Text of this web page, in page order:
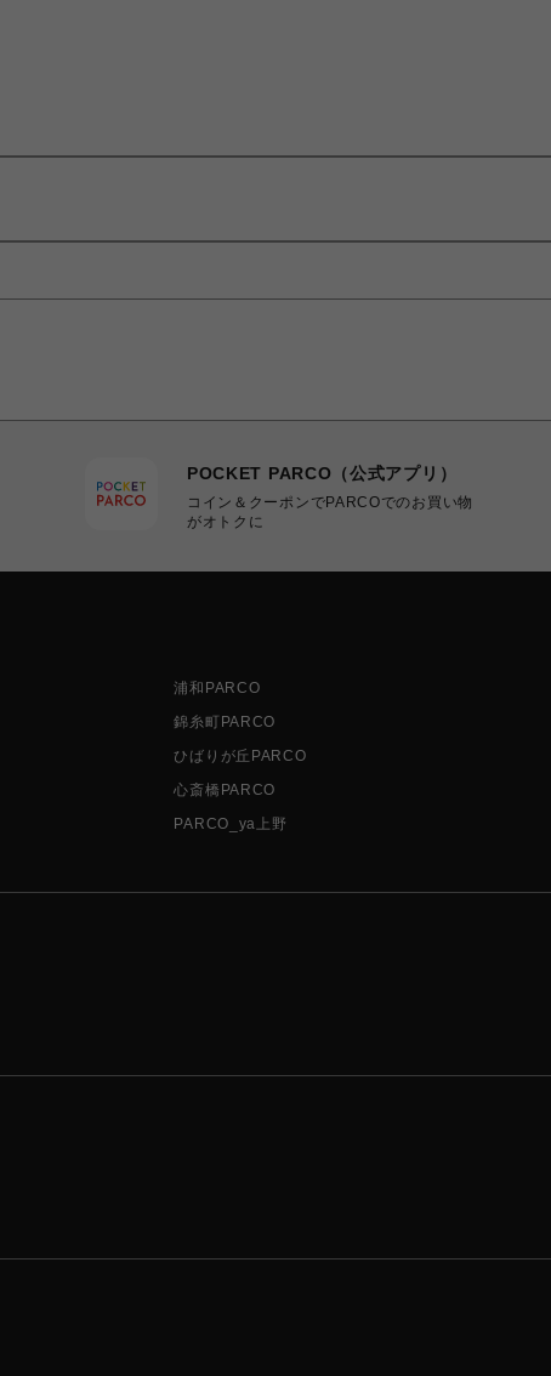
POCKET PARCO（公式アプリ）
コイン＆クーポンでPARCOでのお買い物
がオトクに
浦和PARCO
錦糸町PARCO
ひばりが丘PARCO
心斎橋PARCO
PARCO_ya上野